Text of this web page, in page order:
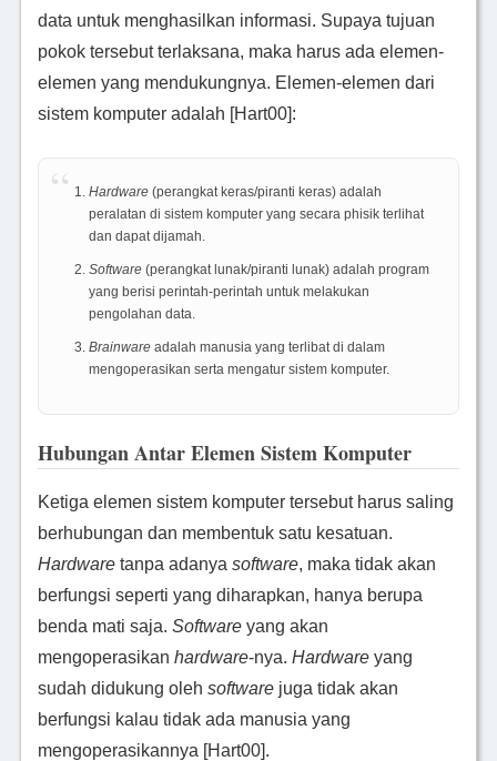
data untuk menghasilkan informasi. Supaya tujuan
pokok tersebut terlaksana, maka harus ada elemen-
elemen yang mendukungnya. Elemen-elemen dari
sistem komputer adalah [Hart00]:
Hardware(perangkat keras/piranti keras) adalah
peralatan di sistem komputer yang secara phisik terlihat
dan dapat dijamah.
Software(perangkat lunak/piranti lunak) adalah program
yang berisi perintah-perintah untuk melakukan
pengolahan data.
Brainwareadalah manusia yang terlibat di dalam
mengoperasikan serta mengatur sistem komputer.
Hubungan Antar Elemen Sistem Komputer
Ketiga elemen sistem komputer tersebut harus saling
berhubungan dan membentuk satu kesatuan.
Hardwaretanpa adanya software, maka tidak akan
berfungsi seperti yang diharapkan, hanya berupa
benda mati saja. Softwareyang akan
mengoperasikan hardware-nya. Hardwareyang
sudah didukung oleh softwarejuga tidak akan
berfungsi kalau tidak ada manusia yang
mengoperasikannya [Hart00].